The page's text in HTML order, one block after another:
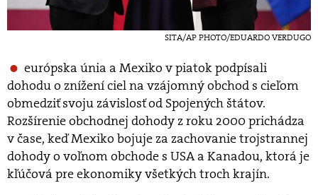
SITA/AP PHOTO/EDUARDO VERDUGO
európska únia a Mexiko v piatok podpísali
dohodu o znížení ciel na vzájomný obchod s cieľom
obmedziť svoju závislosť od Spojených štátov.
Rozšírenie obchodnej dohody z roku 2000 prichádza
v čase, keď Mexiko bojuje za zachovanie trojstrannej
dohody o voľnom obchode s USA a Kanadou, ktorá je
kľúčová pre ekonomiky všetkých troch krajín.